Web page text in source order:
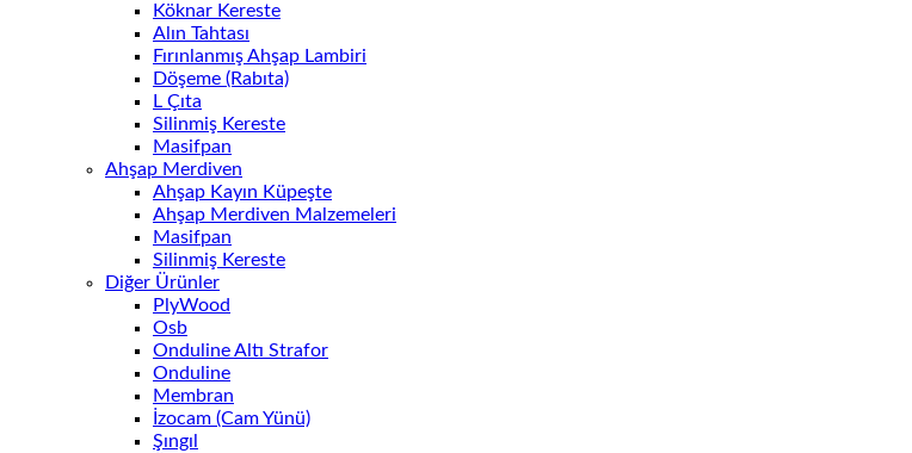
Köknar Kereste
Alın Tahtası
Fırınlanmış Ahşap Lambiri
Döşeme (Rabıta)
L Çıta
Silinmiş Kereste
Masifpan
Ahşap Merdiven
Ahşap Kayın Küpeşte
Ahşap Merdiven Malzemeleri
Masifpan
Silinmiş Kereste
Diğer Ürünler
PlyWood
Osb
Onduline Altı Strafor
Onduline
Membran
İzocam (Cam Yünü)
Şıngıl